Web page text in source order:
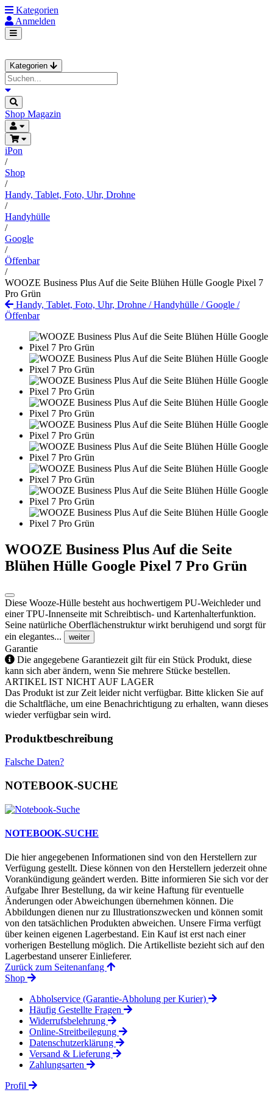
Kategorien
Anmelden
Kategorien
Shop Magazin
iPon
/
Shop
/
Handy, Tablet, Foto, Uhr, Drohne
/
Handyhülle
/
Google
/
Öffenbar
/
WOOZE Business Plus Auf die Seite Blühen Hülle Google Pixel 7
Pro Grün
Handy, Tablet, Foto, Uhr, Drohne /Handyhülle /Google /
Öffenbar
WOOZE Business Plus Auf die Seite
Blühen Hülle Google Pixel 7 Pro Grün
Diese Wooze-Hülle besteht aus hochwertigem PU-Weichleder und
einer TPU-Innenseite mit Schreibtisch- und Kartenhalterfunktion.
Seine natürliche Oberflächenstruktur wirkt beruhigend und sorgt für
ein elegantes...
weiter
Garantie
Die angegebene Garantiezeit gilt für ein Stück Produkt, diese
kann sich aber ändern, wenn Sie mehrere Stücke bestellen.
ARTIKEL IST NICHT AUF LAGER
Das Produkt ist zur Zeit leider nicht verfügbar. Bitte klicken Sie auf
die Schaltfläche, um eine Benachrichtigung zu erhalten, wann dieses
wieder verfügbar sein wird.
Produktbeschreibung
Falsche Daten?
NOTEBOOK-SUCHE
NOTEBOOK-SUCHE
Die hier angegebenen Informationen sind von den Herstellern zur
Verfügung gestellt. Diese können von den Herstellern jederzeit ohne
Vorankündigung geändert werden. Bitte informieren Sie sich vor der
Aufgabe Ihrer Bestellung, da wir keine Haftung für eventuelle
Änderungen oder Abweichungen übernehmen können. Die
Abbildungen dienen nur zu Illustrationszwecken und können somit
von den tatsächlichen Produkten abweichen. Unsere Firma verfügt
über keinen eigenen Lagerbestand. Ein Kauf ist erst nach einer
vorherigen Bestellung möglich. Die Artikelliste bezieht sich auf den
Lagerbestand unserer Einlieferer.
Zurück zum Seitenanfang
Shop
Abholservice (Garantie-Abholung per Kurier)
Häufig Gestellte Fragen
Widerrufsbelehrung
Online-Streitbeilegung
Datenschutzerklärung
Versand & Lieferung
Zahlungsarten
Profil